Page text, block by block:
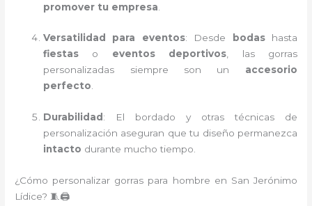
promover tu empresa
Versatilidad para eventos: Desde bodashasta
fiestas o eventos deportivos, las gorras
personalizadas siempre son un accesorio
perfecto.
Durabilidad : El bordado y otras técnicas de
personalización aseguran que tu diseño permanezca
intacto durante mucho tiempo.
¿Cómo personalizar gorras para hombre en San Jerónimo
Lídice? 🧵🖨️